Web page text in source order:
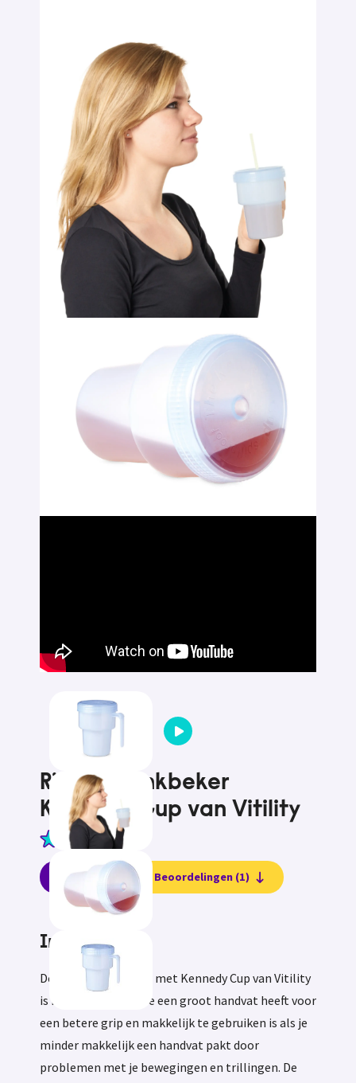
Rietjes drinkbeker
Kennedy Cup van Vitility
2.3
Informatie Beoordelingen (1)
Informatie
De rietjes drinkbeker met Kennedy Cup van Vitility
is handig omdat deze een groot handvat heeft voor
een betere grip en makkelijk te gebruiken is als je
minder makkelijk een handvat pakt door
problemen met je bewegingen en trillingen. De